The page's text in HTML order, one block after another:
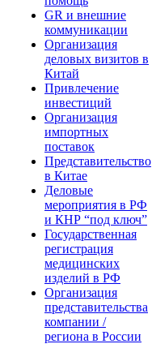
GR и внешние
коммуникации
Организация
деловых визитов в
Китай
Привлечение
инвестиций
Организация
импортных
поставок
Представительство
в Китае
Деловые
мероприятия в РФ
и КНР “под ключ”
Государственная
регистрация
медицинских
изделий в РФ
Организация
представительства
компании /
региона в России